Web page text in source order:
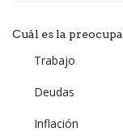
Cuál es la
Trabajo
Deudas
Inflación